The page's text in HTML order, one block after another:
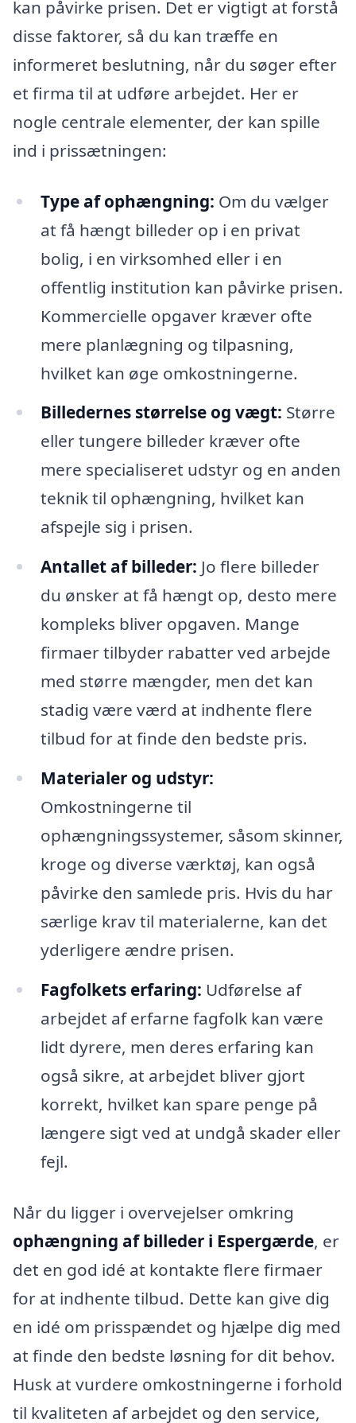
kan påvirke prisen. Det er vigtigt at forstå
disse faktorer, så du kan træffe en
informeret beslutning, når du søger efter
et firma til at udføre arbejdet. Her er
nogle centrale elementer, der kan spille
ind i prissætningen:
Type af ophængning: Om du vælger
at få hængt billeder op i en privat
bolig, i en virksomhed eller i en
offentlig institution kan påvirke prisen.
Kommercielle opgaver kræver ofte
mere planlægning og tilpasning,
hvilket kan øge omkostningerne.
Billedernes størrelse og vægt: Større
eller tungere billeder kræver ofte
mere specialiseret udstyr og en anden
teknik til ophængning, hvilket kan
afspejle sig i prisen.
Antallet af billeder: Jo flere billeder
du ønsker at få hængt op, desto mere
kompleks bliver opgaven. Mange
firmaer tilbyder rabatter ved arbejde
med større mængder, men det kan
stadig være værd at indhente flere
tilbud for at finde den bedste pris.
Materialer og udstyr:
Omkostningerne til
ophængningssystemer, såsom skinner,
kroge og diverse værktøj, kan også
påvirke den samlede pris. Hvis du har
særlige krav til materialerne, kan det
yderligere ændre prisen.
Fagfolkets erfaring: Udførelse af
arbejdet af erfarne fagfolk kan være
lidt dyrere, men deres erfaring kan
også sikre, at arbejdet bliver gjort
korrekt, hvilket kan spare penge på
længere sigt ved at undgå skader eller
fejl.
Når du ligger i overvejelser omkring
ophængning af billeder i Espergærde, er
det en god idé at kontakte flere firmaer
for at indhente tilbud. Dette kan give dig
en idé om prisspændet og hjælpe dig med
at finde den bedste løsning for dit behov.
Husk at vurdere omkostningerne i forhold
til kvaliteten af arbejdet og den service,